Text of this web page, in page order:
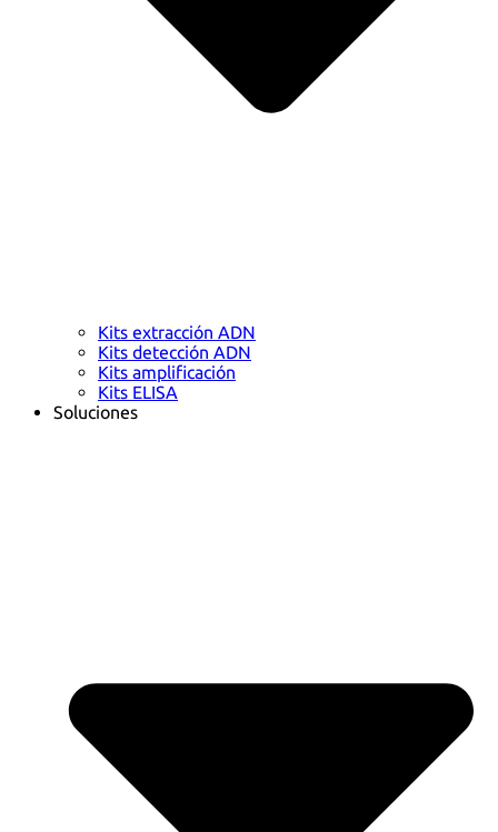
Kits extracción ADN
Kits detección ADN
Kits amplificación
Kits ELISA
Soluciones